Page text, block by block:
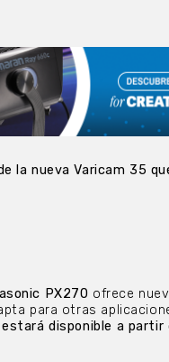
la nueva Varicam 35
PX270 ofrece
para otras
estará disponible a partir